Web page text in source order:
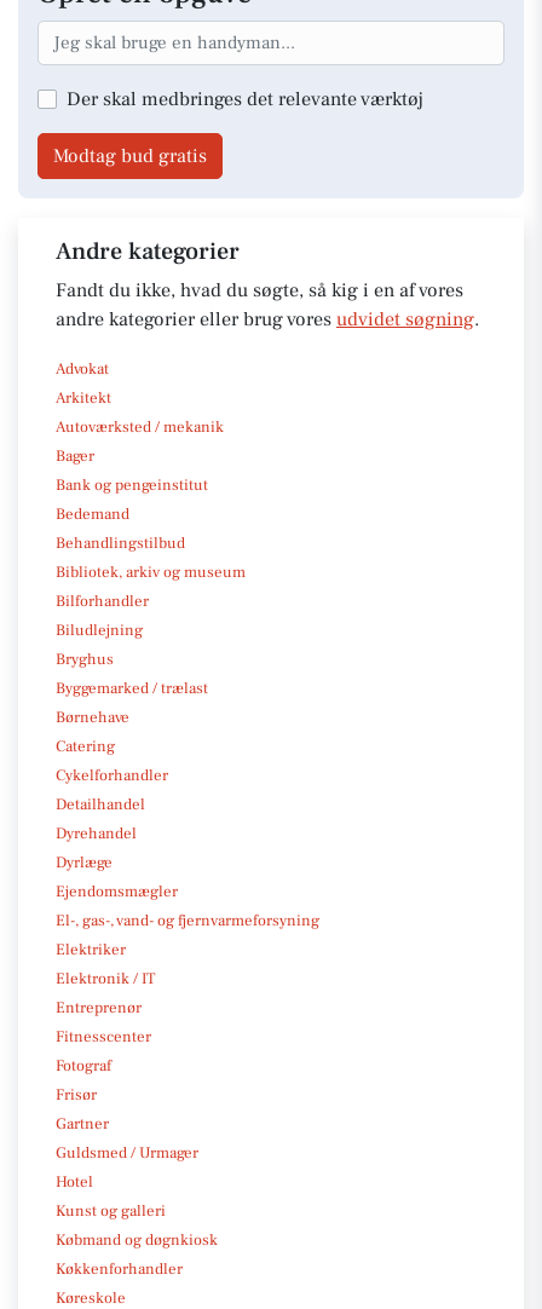
Der skal medbringes det relevante værktøj
Modtag bud gratis
Andre kategorier
Fandt du ikke, hvad du søgte, så kig i en af vores
andre kategorier eller brug vores udvidet søgning.
Advokat
Arkitekt
Autoværksted / mekanik
Bager
Bank og pengeinstitut
Bedemand
Behandlingstilbud
Bibliotek, arkiv og museum
Bilforhandler
Biludlejning
Bryghus
Byggemarked / trælast
Børnehave
Catering
Cykelforhandler
Detailhandel
Dyrehandel
Dyrlæge
Ejendomsmægler
El-, gas-, vand- og fjernvarmeforsyning
Elektriker
Elektronik / IT
Entreprenør
Fitnesscenter
Fotograf
Frisør
Gartner
Guldsmed / Urmager
Hotel
Kunst og galleri
Købmand og døgnkiosk
Køkkenforhandler
Køreskole